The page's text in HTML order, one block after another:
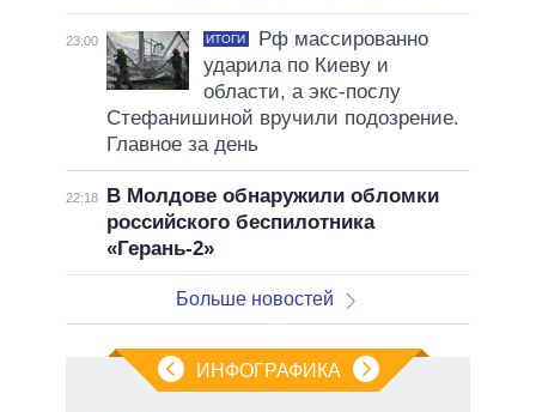
23:00 ИТОГИ
Рф массированно
ударила по Киеву и
области, а экс-послу
Стефанишиной вручили подозрение.
Главное за день
22:18
В Молдове обнаружили обломки
российского беспилотника
«Герань-2»
Больше новостей
ИНФОГРАФИКА